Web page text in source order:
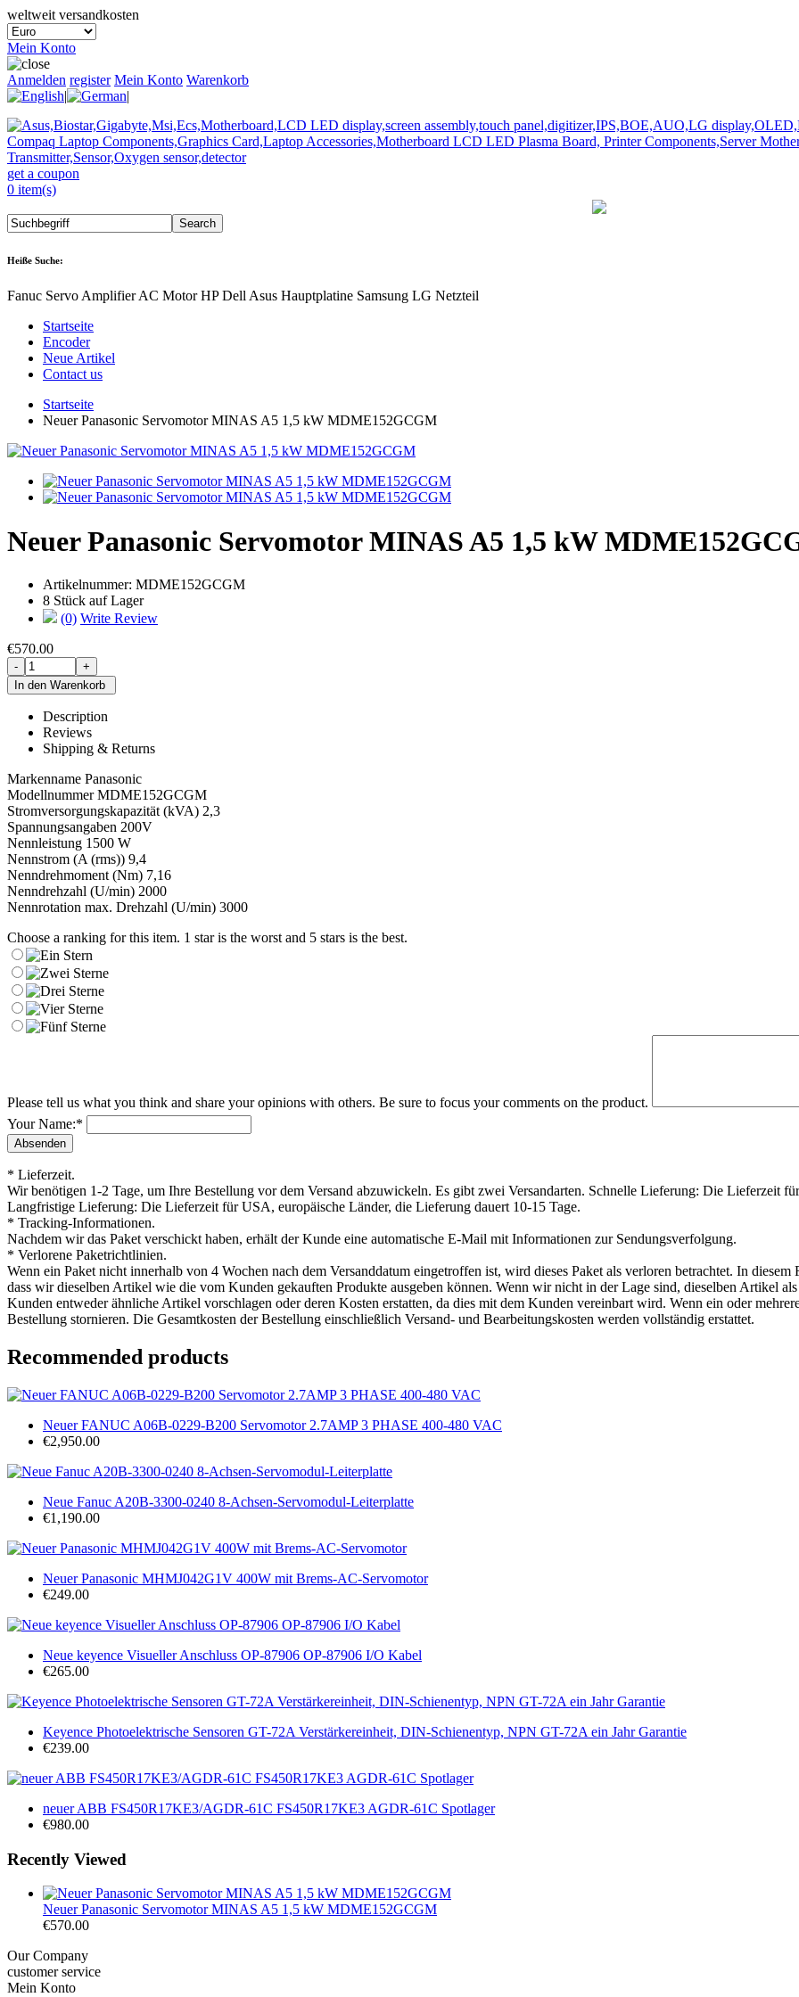
weltweit versandkosten
Mein Konto
Anmelden register Mein Konto Warenkorb
|
|
get a coupon
0 item(s)
Heiße Suche:
Fanuc Servo Amplifier AC Motor HP Dell Asus Hauptplatine Samsung LG Netzteil
Startseite
Encoder
Neue Artikel
Contact us
Startseite
Neuer Panasonic Servomotor MINAS A5 1,5 kW MDME152GCGM
Neuer Panasonic Servomotor MINAS A5 1,5 kW
Artikelnummer: MDME152GCGM
8 Stück auf Lager
(0) Write Review
€570.00
Description
Reviews
Shipping & Returns
Markenname Panasonic
Modellnummer MDME152GCGM
Stromversorgungskapazität (kVA) 2,3
Spannungsangaben 200V
Nennleistung 1500 W
Nennstrom (A (rms)) 9,4
Nenndrehmoment (Nm) 7,16
Nenndrehzahl (U/min) 2000
Nennrotation max. Drehzahl (U/min) 3000
Choose a ranking for this item. 1 star is the worst and 5 stars is the best.
Please tell us what you think and share your opinions with others. Be sure to focus your comments on the product.
Your Name:*
* Lieferzeit.
Wir benötigen 1-2 Tage, um Ihre Bestellung vor dem Versand abzuwickeln. Es gibt zwei Versandarten. Schnelle Lieferung: Die Lieferzeit
Langfristige Lieferung: Die Lieferzeit für USA, europäische Länder, die Lieferung dauert 10-15 Tage.
* Tracking-Informationen.
Nachdem wir das Paket verschickt haben, erhält der Kunde eine automatische E-Mail mit Informationen zur Sendungsverfolgung.
* Verlorene Paketrichtlinien.
Wenn ein Paket nicht innerhalb von 4 Wochen nach dem Versanddatum eingetroffen ist, wird dieses Paket als verloren betrachtet. In
dass wir dieselben Artikel wie die vom Kunden gekauften Produkte ausgeben können. Wenn wir nicht in der Lage sind, dieselben Artikel
Kunden entweder ähnliche Artikel vorschlagen oder deren Kosten erstatten, da dies mit dem Kunden vereinbart wird. Wenn ein oder
Bestellung stornieren. Die Gesamtkosten der Bestellung einschließlich Versand- und Bearbeitungskosten werden vollständig erstattet.
Recommended products
Neuer FANUC A06B-0229-B200 Servomotor 2.7AMP 3 PHASE 400-480 VAC
€2,950.00
Neue Fanuc A20B-3300-0240 8-Achsen-Servomodul-Leiterplatte
€1,190.00
Neuer Panasonic MHMJ042G1V 400W mit Brems-AC-Servomotor
€249.00
Neue keyence Visueller Anschluss OP-87906 OP-87906 I/O Kabel
€265.00
Keyence Photoelektrische Sensoren GT-72A Verstärkereinheit, DIN-Schienentyp, NPN GT-72A ein Jahr Garantie
€239.00
neuer ABB FS450R17KE3/AGDR-61C FS450R17KE3 AGDR-61C Spotlager
€980.00
Recently Viewed
Neuer Panasonic Servomotor MINAS A5 1,5 kW MDME152GCGM
€570.00
Our Company
customer service
Mein Konto